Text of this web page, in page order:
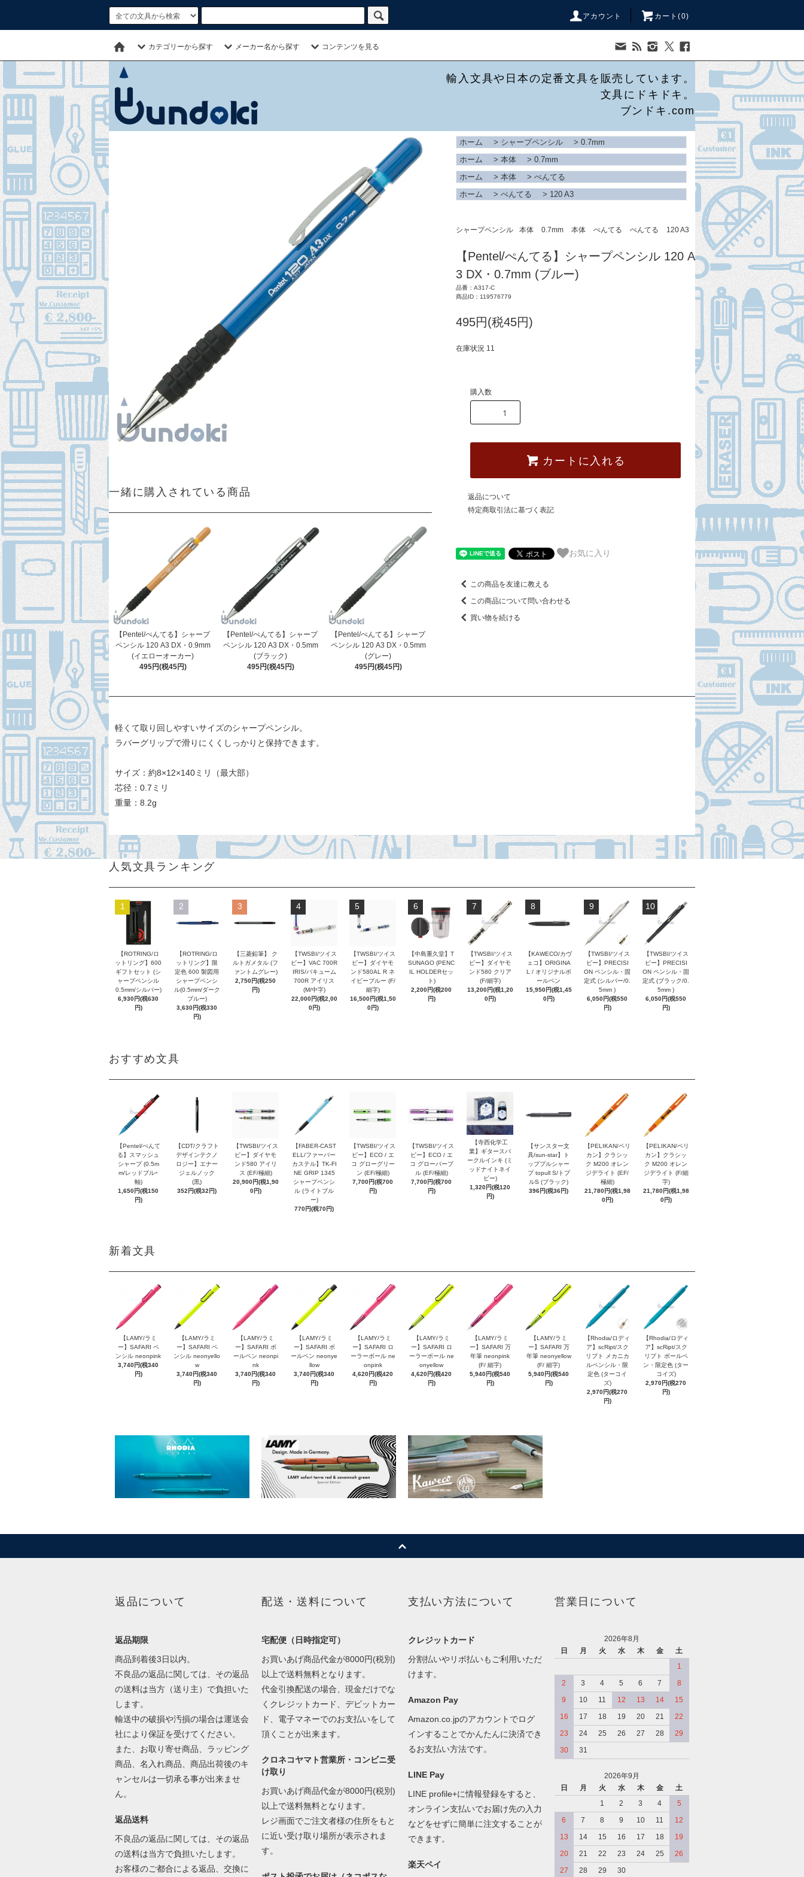
アカウント カート(0)
カテゴリーから探す メーカー名から探す コンテンツを見る
輸入文具や日本の定番文具を販売しています。
文具にドキドキ。
ブンドキ.com
一緒に購入されている商品
【Pentel/ぺんてる】シャープ
ペンシル 120 A3 DX・0.9mm
(イエローオーカー)
495円(税45円)
【Pentel/ぺんてる】シャープ
ペンシル 120 A3 DX・0.5mm
(ブラック)
495円(税45円)
【Pentel/ぺんてる】シャープ
ペンシル 120 A3 DX・0.5mm
(グレー)
495円(税45円)
ホーム > シャープペンシル > 0.7mm
ホーム
> 本体 > 0.7mm
ホーム
> 本体 > ぺんてる
ホーム
> ぺんてる > 120 A3
シャープペンシル 本体 0.7mm 本体 ぺんてる ぺんてる 120 A3
【Pentel/ぺんてる】シャープペンシル 120 A
3 DX・0.7mm (ブルー)
品番：A317-C
商品ID：119576779
495円(税45円)
在庫状況 11
購入数
カートに入れる
返品について
特定商取引法に基づく表記
お気に入り
この商品を友達に教える
この商品について問い合わせる
買い物を続ける
軽くて取り回しやすいサイズのシャープペンシル。
ラバーグリップで滑りにくくしっかりと保持できます。
サイズ：約8×12×140ミリ（最大部）
芯径：0.7ミリ
重量：8.2g
人気文具ランキング
1
【ROTRING/ロ
ットリング】600
ギフトセット (シ
ャープペンシル
0.5mm/シルバー)
6,930円(税630
円)
2
【ROTRING/ロ
ットリング】限
定色 600 製図用
シャープペンシ
ル(0.5mm/ダーク
ブルー)
3,630円(税330
円)
3
【三菱鉛筆】 ク
ルトガメタル (フ
ァントムグレー)
2,750円(税250
円)
4
【TWSBI/ツイス
ビー】VAC 700R
IRIS/バキューム
700R アイリス
(M/中字)
22,000円(税2,00
0円)
5
【TWSBI/ツイス
ビー】ダイヤモ
ンド580AL R ネ
イビーブルー (F/
細字)
16,500円(税1,50
0円)
6
【中島重久堂】T
SUNAGO (PENC
IL HOLDERセッ
ト)
2,200円(税200
円)
7
【TWSBI/ツイス
ビー】ダイヤモ
ンド580 クリア
(F/細字)
13,200円(税1,20
0円)
8
【KAWECO/カヴ
ェコ】ORIGINA
L / オリジナルボ
ールペン
15,950円(税1,45
0円)
9
【TWSBI/ツイス
ビー】PRECISI
ON ペンシル・固
定式 (シルバー/0.
5mm )
6,050円(税550
円)
10
【TWSBI/ツイス
ビー】PRECISI
ON ペンシル・固
定式 (ブラック/0.
5mm )
6,050円(税550
円)
おすすめ文具
【Pentel/ぺんて
る】スマッシュ
シャープ (0.5m
m/レッドブルｰ
軸)
1,650円(税150
円)
【CDT/クラフト
デザインテクノ
ロジー】エナー
ジェルノック
(黒)
352円(税32円)
【TWSBI/ツイス
ビー】ダイヤモ
ンド580 アイリ
ス (EF/極細)
20,900円(税1,90
0円)
【FABER-CAST
ELL/ファーバー
カステル】TK-FI
NE GRIP 1345
シャープペンシ
ル (ライトブル
ー)
770円(税70円)
【TWSBI/ツイス
ビー】ECO / エ
コ グローグリー
ン (EF/極細)
7,700円(税700
円)
【TWSBI/ツイス
ビー】ECO / エ
コ グローパープ
ル (EF/極細)
7,700円(税700
円)
【寺西化学工
業】ギタースパ
ークルインキ (ミ
ッドナイトネイ
ビー)
1,320円(税120
円)
【サンスター文
具/sun-star】ト
ッププルシャー
プ topull S/トプ
ルS (ブラック)
396円(税36円)
【PELIKAN/ペリ
カン】クラシッ
ク M200 オレン
ジデライト (EF/
極細)
21,780円(税1,98
0円)
【PELIKAN/ペリ
カン】クラシッ
ク M200 オレン
ジデライト (F/細
字)
21,780円(税1,98
0円)
新着文具
【LAMY/ラミ
ー】SAFARI ペ
ンシル neonpink
3,740円(税340
円)
【LAMY/ラミ
ー】SAFARI ペ
ンシル neonyello
w
3,740円(税340
円)
【LAMY/ラミ
ー】SAFARI ボ
ールペン neonpi
nk
3,740円(税340
円)
【LAMY/ラミ
ー】SAFARI ボ
ールペン neonye
llow
3,740円(税340
円)
【LAMY/ラミ
ー】SAFARI ロ
ーラーボール ne
onpink
4,620円(税420
円)
【LAMY/ラミ
ー】SAFARI ロ
ーラーボール ne
onyellow
4,620円(税420
円)
【LAMY/ラミ
ー】SAFARI 万
年筆 neonpink
(F/ 細字)
5,940円(税540
円)
【LAMY/ラミ
ー】SAFARI 万
年筆 neonyellow
(F/ 細字)
5,940円(税540
円)
【Rhodia/ロディ
ア】scRipt/スク
リプト メカニカ
ルペンシル・限
定色 (ターコイ
ズ)
2,970円(税270
円)
【Rhodia/ロディ
ア】scRipt/スク
リプト ボールペ
ン・限定色 (ター
コイズ)
2,970円(税270
円)
返品について
返品期限
商品到着後3日以内。
不良品の返品に関しては、その返品
の送料は当方（送り主）で負担いた
します。
輸送中の破損や汚損の場合は運送会
社により保証を受けてください。
また、お取り寄せ商品、ラッピング
商品、名入れ商品、商品出荷後のキ
ャンセルは一切承る事が出来ませ
ん。
返品送料
不良品の返品に関しては、その返品
の送料は当方で負担いたします。
お客様のご都合による返品、交換に
配送・送料について
宅配便（日時指定可）
お買いあげ商品代金が8000円(税別)
以上で送料無料となります。
代金引換配送の場合、現金だけでな
くクレジットカード、デビットカー
ド、電子マネーでのお支払いをして
頂くことが出来ます。
クロネコヤマト営業所・コンビニ受
け取り
お買いあげ商品代金が8000円(税別)
以上で送料無料となります。
レジ画面でご注文者様の住所をもと
に近い受け取り場所が表示されま
す。
支払い方法について
クレジットカード
分割払いやリボ払いもご利用いただ
けます。
Amazon Pay
Amazon.co.jpのアカウントでログ
インすることでかんたんに決済でき
るお支払い方法です。
LINE Pay
LINE profile+に情報登録をすると、
オンライン支払いでお届け先の入力
などをせずに簡単に注文することが
できます。
楽天ペイ
営業日について
2026年8月
日
月 火 水 木 金
土
1
2
3 4 5 6 7
8
9
10 11 12 13 14
15
16
17 18 19 20 21
22
23
24 25 26 27 28
29
30
31
2026年9月
日
月 火 水 木 金
土
1
2 3 4
5
6
7 8 9 10 11
12
13
14 15 16 17 18
19
20
21 22 23 24 25
26
27
28 29 30